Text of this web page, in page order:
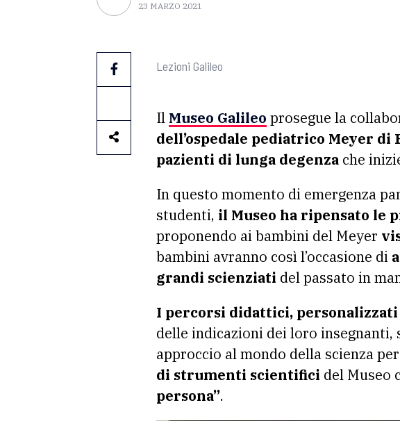
23 MARZO 2021
Lezioni Galileo
Il Museo Galileo prosegue la
dell’ospedale pediatrico Meyer di
pazienti di lunga degenza che
In questo momento di emergenza
studenti, il Museo ha ripensato le
proponendo ai bambini del Meyer
bambini avranno così l’occasione di
grandi scienziati del passato in
I percorsi didattici, personalizzati
delle indicazioni dei loro insegnanti,
approccio al mondo della scienza
di strumenti scientifici del Museo
persona”.